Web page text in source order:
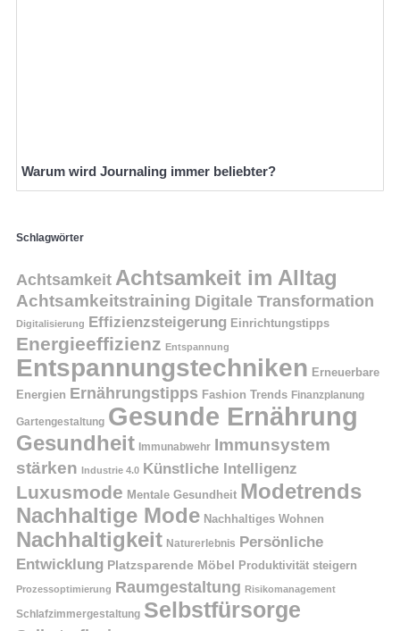
Warum wird Journaling immer beliebter?
Schlagwörter
Achtsamkeit Achtsamkeit im Alltag
Achtsamkeitstraining Digitale Transformation
Digitalisierung Effizienzsteigerung Einrichtungstipps
Energieeffizienz Entspannung
Entspannungstechniken Erneuerbare
Energien Ernährungstipps Fashion Trends Finanzplanung
Gartengestaltung Gesunde Ernährung
Gesundheit Immunabwehr Immunsystem
stärken Industrie 4.0 Künstliche Intelligenz
Luxusmode Mentale Gesundheit Modetrends
Nachhaltige Mode Nachhaltiges Wohnen
Nachhaltigkeit Naturerlebnis Persönliche
Entwicklung Platzsparende Möbel Produktivität steigern
Prozessoptimierung Raumgestaltung Risikomanagement
Schlafzimmergestaltung Selbstfürsorge